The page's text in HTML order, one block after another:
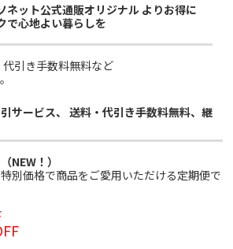
ネット公式通販オリジナル よりお得に
で心地よい暮らしを
引き手数料無料など
引サービス、 送料・代引き手数料無料、継
NEW！）
別価格で商品をご愛用いただける定期便で